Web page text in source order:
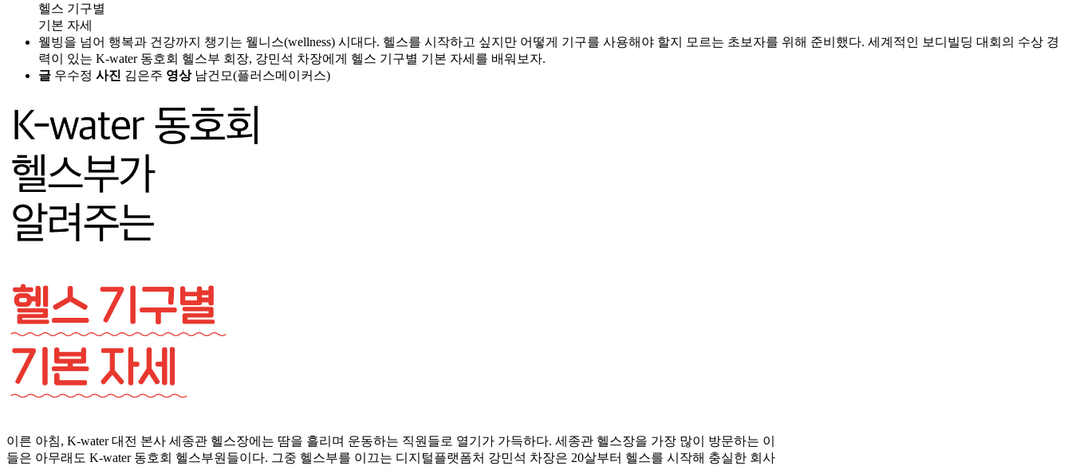
헬스 기구별
기본 자세
웰빙을 넘어 행복과 건강까지 챙기는 웰니스(wellness) 시대다. 헬스를 시작하고 싶지만 어떻게 기구를 사용해야 할지 모르는 초보자를 위해 준비했다. 세계적인 보디빌딩 대회의 수상 경
력이 있는 K-water 동호회 헬스부 회장, 강민석 차장에게 헬스 기구별 기본 자세를 배워보자.
글 우수정 사진 김은주 영상남건모(플러스메이커스)
이른 아침, K-water 대전 본사 세종관 헬스장에는 땀을 흘리며 운동하는 직원들로 열기가 가득하다. 세종관 헬스장을 가장 많이 방문하는 이
들은 아무래도 K-water 동호회 헬스부원들이다. 그중 헬스부를 이끄는 디지털플랫폼처 강민석 차장은 20살부터 헬스를 시작해 충실한 회사